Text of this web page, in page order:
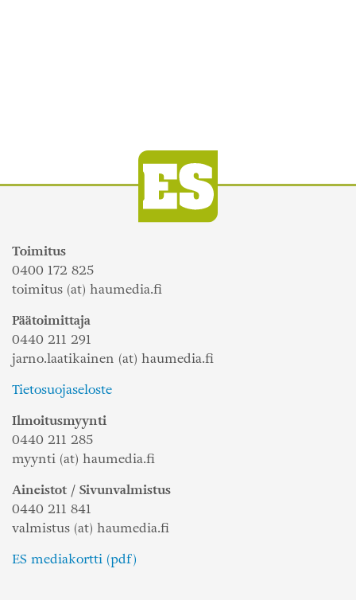
Toimitus
0400 172 825
toimitus (at) haumedia.fi
Päätoimittaja
0440 211 291
jarno.laatikainen (at) haumedia.fi
Tietosuojaseloste
Ilmoitusmyynti
0440 211 285
myynti (at) haumedia.fi
Aineistot / Sivunvalmistus
0440 211 841
valmistus (at) haumedia.fi
ES mediakortti (pdf)